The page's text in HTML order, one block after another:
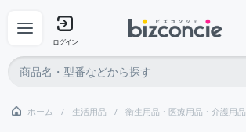
ログイン
ホーム 生活用品 衛生用品・医療用品・介護用品